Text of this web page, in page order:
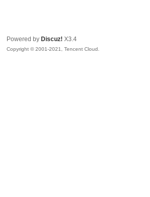
Powered by Discuz! X3.4
Copyright © 2001-2021, Tencent Cloud.